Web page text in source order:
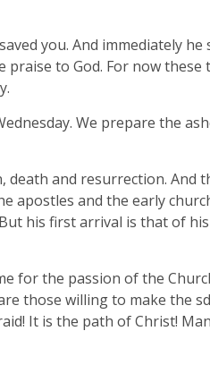
you. And immediately
praise to God. For now
We prepare the
death and resurrection. And
apostles and the early
his first arrival is that of
for the passion of the
those willing to make the
It is the path of Christ!